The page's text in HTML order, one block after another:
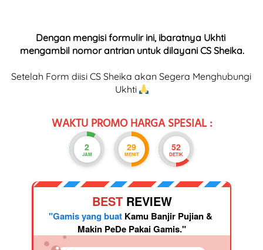
Dengan mengisi formulir ini, ibaratnya Ukhti
mengambil nomor antrian untuk dilayani CS Sheika.
Setelah Form diisi CS Sheika akan Segera Menghubungi
Ukhti
WAKTU PROMO HARGA SPESIAL :
2
JAM
29
MENIT
52
DETIK
BEST REVIEW
"Gamis yang buat Kamu Banjir Pujian &
Makin PeDe Pakai Gamis."